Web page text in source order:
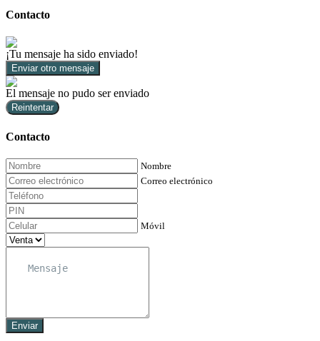
Contacto
¡Tu mensaje ha sido enviado!
Enviar otro mensaje
El mensaje no pudo ser enviado
Reintentar
Contacto
Nombre
Correo electrónico
Móvil
Enviar